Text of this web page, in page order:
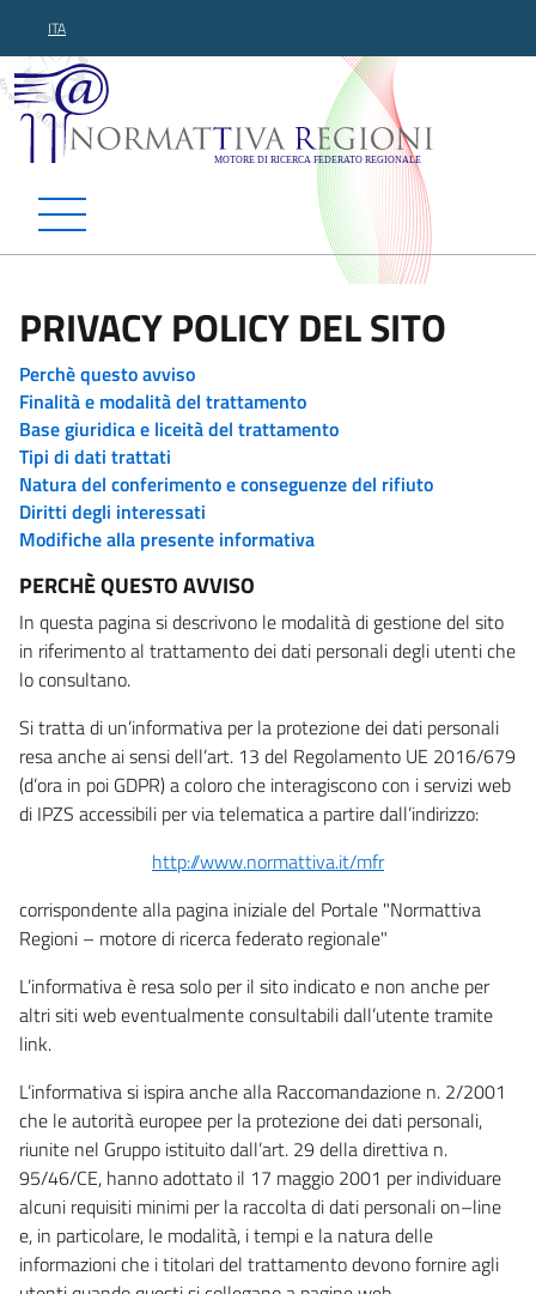
ITA
Normattiva Regioni -
PRIVACY POLICY DEL SITO
Perchè questo avviso
Finalità e modalità del trattamento
Base giuridica e liceità del trattamento
Tipi di dati trattati
Natura del conferimento e conseguenze del rifiuto
Diritti degli interessati
Modifiche alla presente informativa
PERCHÈ QUESTO AVVISO
In questa pagina si descrivono le modalità di gestione del sito
in riferimento al trattamento dei dati personali degli utenti che
lo consultano.
Si tratta di un’informativa per la protezione dei dati personali
resa anche ai sensi dell’art. 13 del Regolamento UE 2016/679
(d’ora in poi GDPR) a coloro che interagiscono con i servizi web
di IPZS accessibili per via telematica a partire dall’indirizzo:
http://www.normattiva.it/mfr
corrispondente alla pagina iniziale del Portale "Normattiva
Regioni – motore di ricerca federato regionale"
L’informativa è resa solo per il sito indicato e non anche per
altri siti web eventualmente consultabili dall’utente tramite
link.
L’informativa si ispira anche alla Raccomandazione n. 2/2001
che le autorità europee per la protezione dei dati personali,
riunite nel Gruppo istituito dall’art. 29 della direttiva n.
95/46/CE, hanno adottato il 17 maggio 2001 per individuare
alcuni requisiti minimi per la raccolta di dati personali on–line
e, in particolare, le modalità, i tempi e la natura delle
informazioni che i titolari del trattamento devono fornire agli